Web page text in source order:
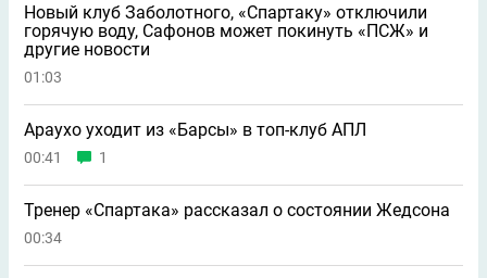
Новый клуб Заболотного, «Спартаку» отключили
горячую воду, Сафонов может покинуть «ПСЖ» и
другие новости
01:03
Араухо уходит из «Барсы» в топ-клуб АПЛ
00:41 1
Тренер «Спартака» рассказал о состоянии Жедсона
00:34